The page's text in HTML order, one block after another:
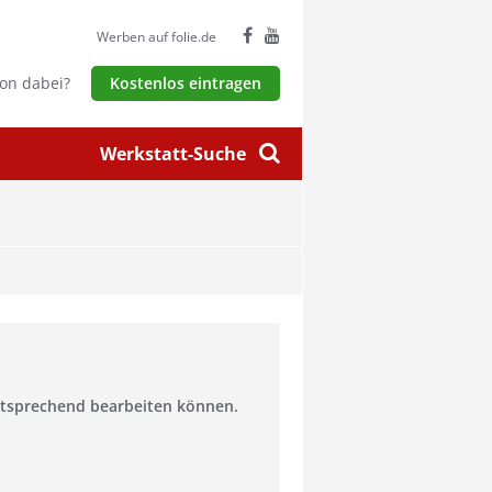
Werkstatt-Suche
Werben auf folie.de
dabei? Kostenlos eintragen
bearbeiten können.